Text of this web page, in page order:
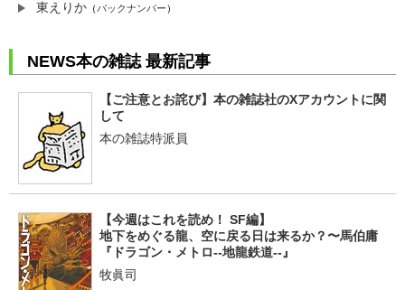
東えりか （バックナンバー）
NEWS本の雑誌 最新記事
【ご注意とお詫び】本の雑誌社のXアカウントに関
して
本の雑誌特派員
【今週はこれを読め！ SF編】
地下をめぐる龍、空に戻る日は来るか？〜馬伯庸
『ドラゴン・メトロ--地龍鉄道--』
牧眞司